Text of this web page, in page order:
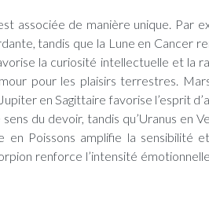
associée de manière unique. Par
tandis que la Lune en Cancer
la curiosité intellectuelle et la
pour les plaisirs terrestres.
en Sagittaire favorise l’esprit
du devoir, tandis qu’Uranus en
en Poissons amplifie la sensibilité
renforce l’intensité